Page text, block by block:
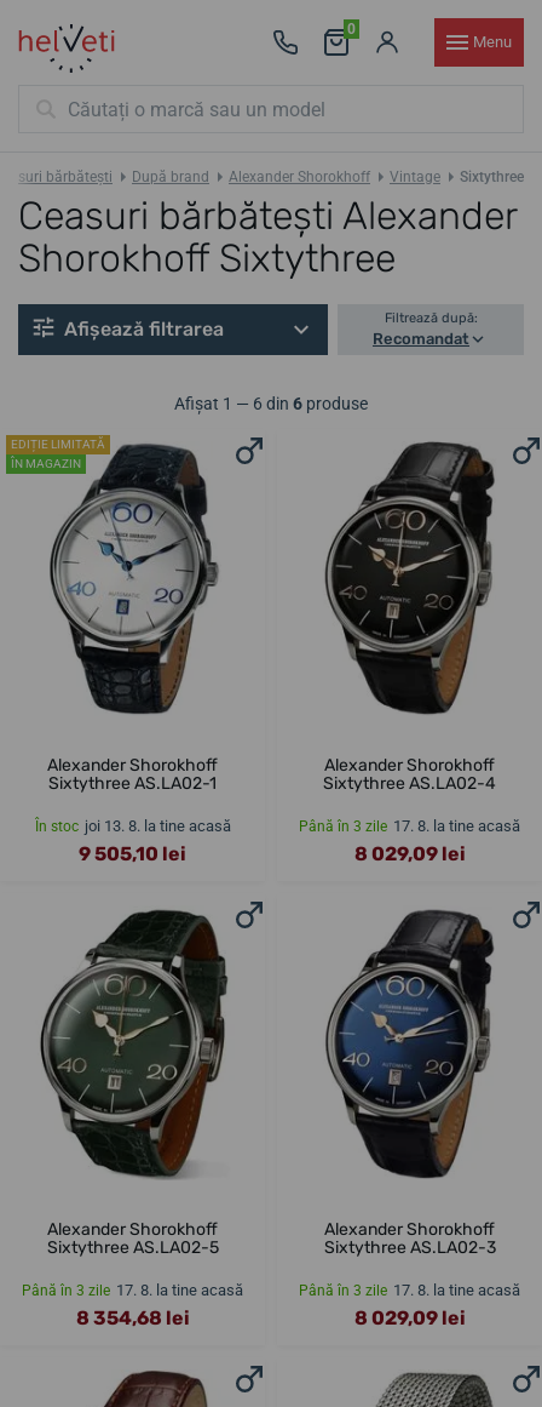
0
Menu
bărbătești După brand Alexander Shorokhoff Vintage Sixtythree
Ceasuri bărbătești Alexander
Shorokhoff Sixtythree
Afișează filtrarea Filtrează după:
Recomandat
Afișat 1 — 6 din 6 produse
EDIȚIE LIMITATĂ
ÎN MAGAZIN
Alexander Shorokhoff
Sixtythree AS.LA02-1
În stoc joi 13. 8. la tine acasă
9 505,10 lei
Alexander Shorokhoff
Sixtythree AS.LA02-4
Până în 3 zile 17. 8. la tine acasă
8 029,09 lei
Alexander Shorokhoff
Sixtythree AS.LA02-5
Până în 3 zile 17. 8. la tine acasă
8 354,68 lei
Alexander Shorokhoff
Sixtythree AS.LA02-3
Până în 3 zile 17. 8. la tine acasă
8 029,09 lei